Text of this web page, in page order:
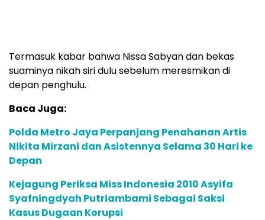
Termasuk kabar bahwa Nissa Sabyan dan bekas
suaminya nikah siri dulu sebelum meresmikan di
depan penghulu.
Baca Juga:
Polda Metro Jaya Perpanjang Penahanan Artis
Nikita Mirzani dan Asistennya Selama 30 Hari ke
Depan
Kejagung Periksa Miss Indonesia 2010 Asyifa
Syafningdyah Putriambami Sebagai Saksi
Kasus Dugaan Korupsi